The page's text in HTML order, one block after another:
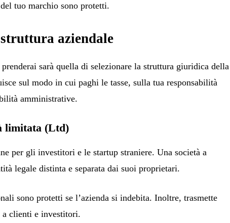
tuo marchio sono protetti.
aziendale
sarà quella di selezionare la struttura giuridica della
sul modo in cui paghi le tasse, sulla tua responsabilità
amministrative.
limitata (Ltd)
per gli investitori e le startup straniere. Una società a
legale distinta e separata dai suoi proprietari.
sono protetti se l’azienda si indebita. Inoltre, trasmette
a clienti e investitori.